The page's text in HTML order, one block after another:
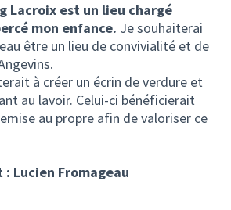
Lacroix est un lieu chargé
mon enfance. Je souhaiterai
être un lieu de convivialité et de
à créer un écrin de verdure et
au lavoir. Celui-ci bénéficierait
au propre afin de valoriser ce
Lucien Fromageau